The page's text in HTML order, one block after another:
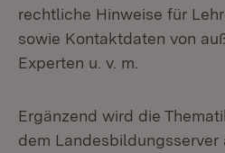
rechtliche Hinweise für
sowie Kontaktdaten von
Experten u. v. m.
Ergänzend wird die
dem Landesbildungsserver